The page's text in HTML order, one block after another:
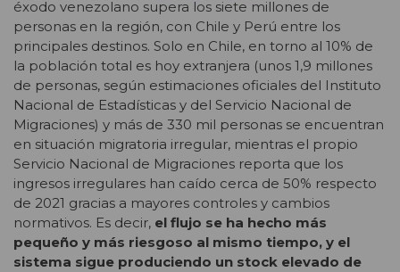
éxodo venezolano supera los siete millones de
personas en la región, con Chile y Perú entre los
principales destinos. Solo en Chile, en torno al 10% de
la población total es hoy extranjera (unos 1,9 millones
de personas, según estimaciones oficiales del Instituto
Nacional de Estadísticas y del Servicio Nacional de
Migraciones) y más de 330 mil personas se encuentran
en situación migratoria irregular, mientras el propio
Servicio Nacional de Migraciones reporta que los
ingresos irregulares han caído cerca de 50% respecto
de 2021 gracias a mayores controles y cambios
normativos. Es decir, el flujo se ha hecho más
pequeño y más riesgoso al mismo tiempo, y el
sistema sigue produciendo un stock elevado de